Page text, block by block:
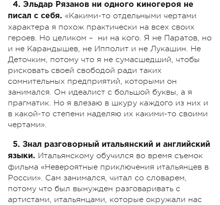
4. Эльдар Рязанов ни одного киногероя не
писал с себя. «Какими-то отдельными чертами
характера я похож практически на всех своих
героев. Но целиком – ни на кого. Я не Паратов, но
и не Карандышев, не Ипполит и не Лукашин. Не
Деточкин, потому что я не сумасшедший, чтобы
рисковать своей свободой ради таких
сомнительных предприятий, которыми он
занимался. Он идеалист с большой буквы, а я
прагматик. Но я влезаю в шкуру каждого из них и
в какой-то степени наделяю их какими-то своими
чертами».
5. Знал разговорный итальянский и английский
языки. Итальянскому обучился во время съемок
фильма «Невероятные приключения итальянцев в
России». Сам занимался, читал со словарем,
потому что был вынужден разговаривать с
артистами, итальянцами, которые окружали нас